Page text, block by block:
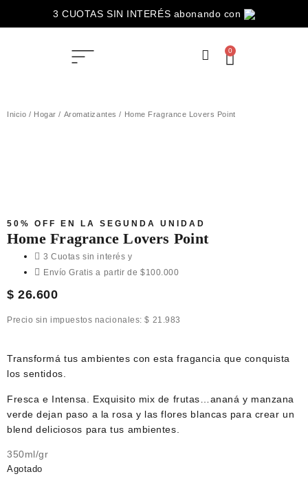
3 CUOTAS SIN INTERÉS abonando con
0
Inicio / Hogar / Aromatizantes / Home Fragrance Lovers Point
50% OFF EN LA SEGUNDA UNIDAD
Home Fragrance Lovers Point
3 Cuotas sin interés y
Envío Gratis a partir de $100.000
$ 26.600
Precio sin impuestos nacionales:$ 21.983
Transformá tus ambientes con esta fragancia que conquista
los sentidos.
Fresca e Intensa. Exquisito mix de frutas…ananá y manzana
verde dejan paso a la rosa y las flores blancas para crear un
blend deliciosos para tus ambientes.
350ml/gr
Agotado